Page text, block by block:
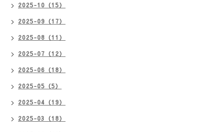
2025-10（15）
2025-09（17）
2025-08（11）
2025-07（12）
2025-06（18）
2025-05（5）
2025-04（19）
2025-03（18）